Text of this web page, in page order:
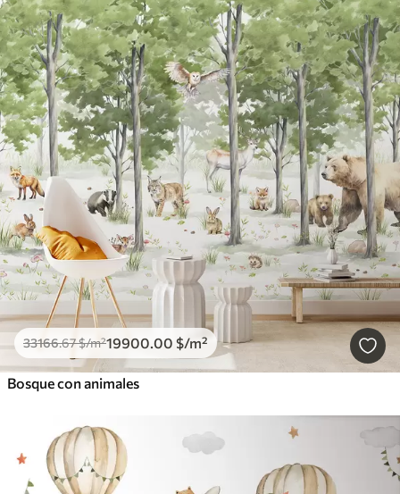
33166.67$/m²19900.00 $/m²
Bosque con animales